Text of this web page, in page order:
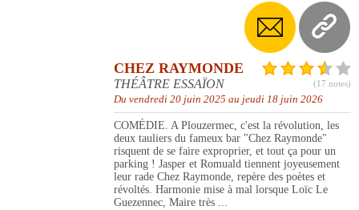
(17 notes)
CHEZ RAYMONDE
THÉÂTRE ESSAÏON
Du vendredi 20 juin 2025 au jeudi 18 juin 2026
COMÉDIE. A Plouzermec, c'est la révolution, les
deux tauliers du fameux bar "Chez Raymonde"
risquent de se faire exproprier, et tout ça pour un
parking ! Jasper et Romuald tiennent joyeusement
leur rade Chez Raymonde, repère des poètes et
révoltés. Harmonie mise à mal lorsque Loïc Le
Guezennec, Maire très ...